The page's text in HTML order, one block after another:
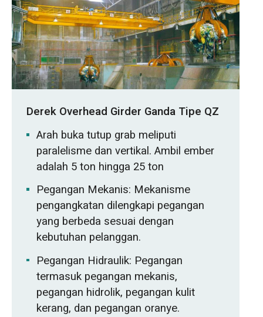
Derek Overhead Girder Ganda Tipe QZ
Arah buka tutup grab meliputi
paralelisme dan vertikal. Ambil ember
adalah 5 ton hingga 25 ton
Pegangan Mekanis: Mekanisme
pengangkatan dilengkapi pegangan
yang berbeda sesuai dengan
kebutuhan pelanggan.
Pegangan Hidraulik: Pegangan
termasuk pegangan mekanis,
pegangan hidrolik, pegangan kulit
kerang, dan pegangan oranye.